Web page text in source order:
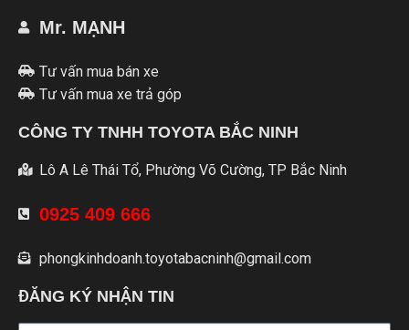
Mr. MẠNH
Tư vấn mua bán xe
Tư vấn mua xe trả góp
CÔNG TY TNHH TOYOTA BẮC NINH
Lô A Lê Thái Tổ, Phường Võ Cường, TP Bắc Ninh
0925 409 666
phongkinhdoanh.toyotabacninh@gmail.com
ĐĂNG KÝ NHẬN TIN